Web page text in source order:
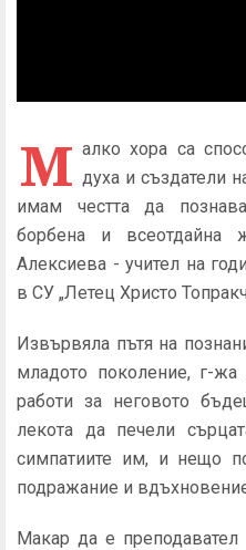
М алко хора са
духа и създатели
имам честта да
борбена и
Алексиева - учител на
в СУ „Летец Христо
Извървяла пътя на
младото поколение, г-
работи за неговото
лекота да печели
симпатиите им, и нещо
подражание и
Макар да е преподавател